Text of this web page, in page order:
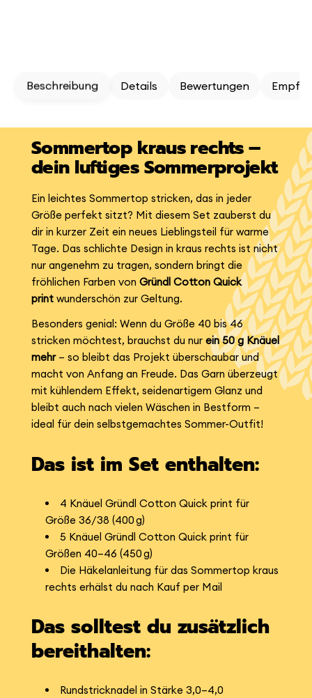
Beschreibung Details Bewertungen
Sommertop kraus rechts –
dein luftiges Sommerprojekt
Ein leichtes Sommertop stricken, das in jeder
Größe perfekt sitzt? Mit diesem Set zauberst du
dir in kurzer Zeit ein neues Lieblingsteil für warme
Tage. Das schlichte Design in kraus rechts ist nicht
nur angenehm zu tragen, sondern bringt die
fröhlichen Farben von Gründl Cotton Quick
print wunderschön zur Geltung.
Besonders genial: Wenn du Größe 40 bis 46
stricken möchtest, brauchst du nur ein 50 g Knäuel
mehr– so bleibt das Projekt überschaubar und
macht von Anfang an Freude. Das Garn überzeugt
mit kühlendem Effekt, seidenartigem Glanz und
bleibt auch nach vielen Wäschen in Bestform –
ideal für dein selbstgemachtes Sommer-Outfit!
Das ist im Set enthalten:
4 Knäuel Gründl Cotton Quick print für
Größe 36/38 (400 g)
5 Knäuel Gründl Cotton Quick print für
Größen 40–46 (450 g)
Die Häkelanleitung für das Sommertop kraus
rechts erhälst du nach Kauf per Mail
Das solltest du zusätzlich
bereithalten:
Rundstricknadel in Stärke 3,0–4,0